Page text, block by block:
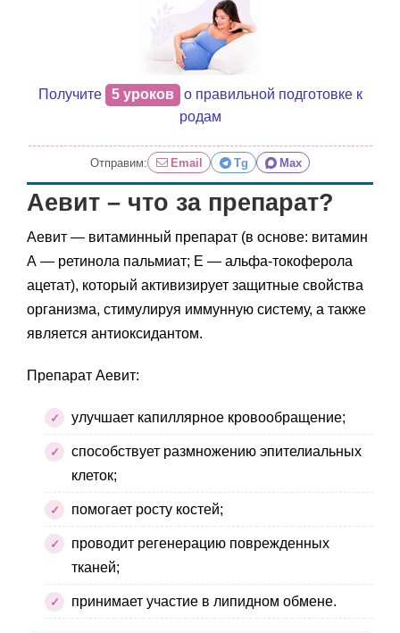
Получите 5 уроков
о правильной подготовке к
родам
Отправим: Email Tg Max
Аевит – что за препарат?
Аевит — витаминный препарат (в основе: витамин
А — ретинола пальмиат; Е — альфа-токоферола
ацетат), который активизирует защитные свойства
организма, стимулируя иммунную систему, а также
является антиоксидантом.
Препарат Аевит:
улучшает капиллярное кровообращение;
способствует размножению эпителиальных
клеток;
помогает росту костей;
проводит регенерацию поврежденных
тканей;
принимает участие в липидном обмене.